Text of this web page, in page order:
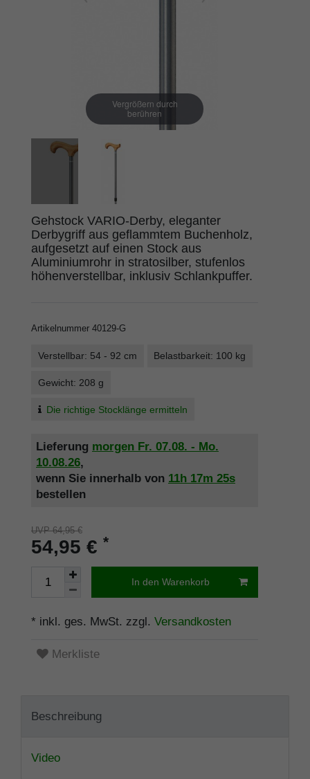
Vergrößern durch
berühren
Gehstock VARIO-Derby, eleganter
Derbygriff aus geflammtem Buchenholz,
aufgesetzt auf einen Stock aus
Aluminiumrohr in stratosilber, stufenlos
höhenverstellbar, inklusiv Schlankpuffer.
Artikelnummer 40129-G
Verstellbar: 54 - 92 cm Belastbarkeit: 100 kg
Gewicht: 208 g
Die richtige Stocklänge ermitteln
Lieferung morgen Fr. 07.08. - Mo.
10.08.26,
wenn Sie innerhalb von 11h 17m 24s
bestellen
UVP 64,95 €
54,95 € *
In den Warenkorb
* inkl. ges. MwSt. zzgl. Versandkosten
Merkliste
Beschreibung
Video